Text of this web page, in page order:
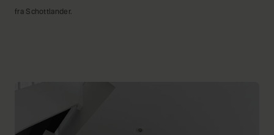
fra Schottlander.